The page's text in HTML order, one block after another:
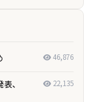
46,876
、
22,135